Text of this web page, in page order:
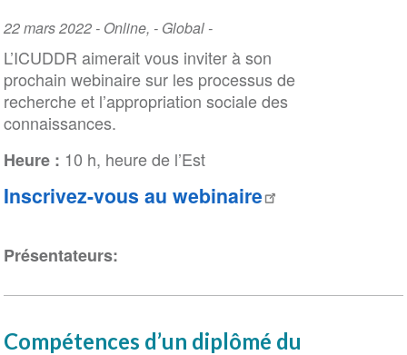
Event
Date
22 mars 2022- Online, - Global -
L’ICUDDR aimerait vous inviter à son
prochain webinaire sur les processus de
recherche et l’appropriation sociale des
connaissances.
Heure : 10 h, heure de l’Est
Inscrivez-vous au webinaire
Présentateurs:
Compétences d’un diplômé du